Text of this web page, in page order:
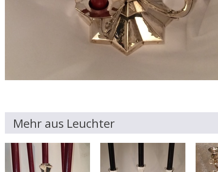
Mehr aus Leuchter